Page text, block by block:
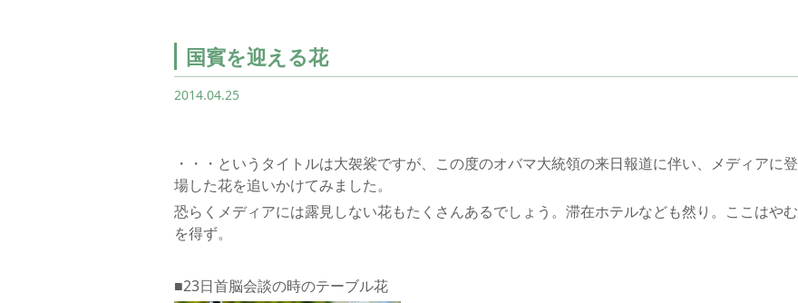
国賓を迎える花
2014.04.25
・・・というタイトルは大袈裟ですが、この度のオバマ大統領の来日報道に伴い、メディアに登
場した花を追いかけてみました。
恐らくメディアには露見しない花もたくさんあるでしょう。滞在ホテルなども然り。ここはやむ
を得ず。
■23日首脳会談の時のテーブル花